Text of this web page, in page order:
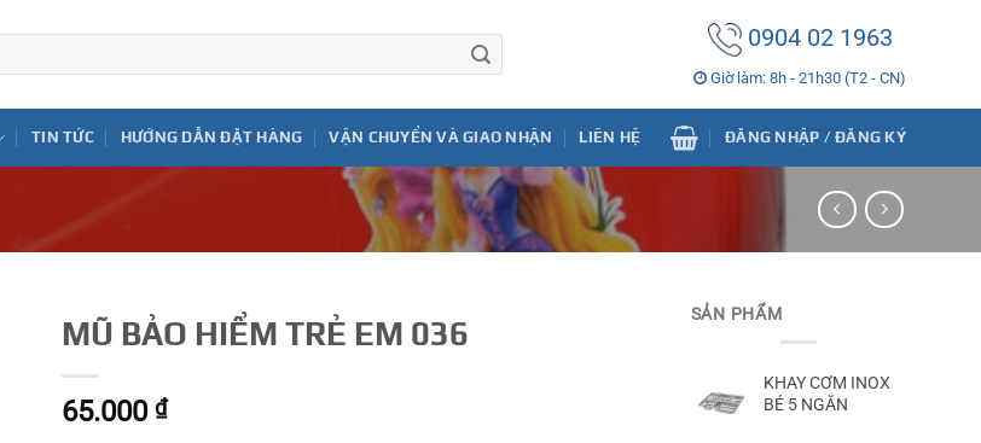
0904 02 1963
Giờ làm: 8h - 21h30 (T2 - CN)
TIN TỨC HƯỚNG DẪN ĐẶT HÀNG VẬN CHUYỂN VÀ GIAO NHẬN LIÊN HỆ ĐĂNG NHẬP / ĐĂNG KÝ
MŨ BẢO HIỂM TRẺ EM 036
65.000 ₫
SẢN PHẨM
KHAY CƠM INOX
BÉ 5 NGĂN